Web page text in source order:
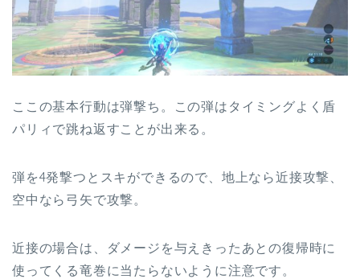
ここの基本行動は弾撃ち。この弾はタイミングよく盾
パリィで跳ね返すことが出来る。
弾を4発撃つとスキができるので、地上なら近接攻撃、
空中なら弓矢で攻撃。
近接の場合は、ダメージを与えきったあとの復帰時に
使ってくる竜巻に当たらないように注意です。